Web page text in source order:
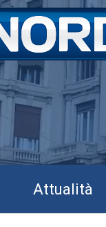
Attualità